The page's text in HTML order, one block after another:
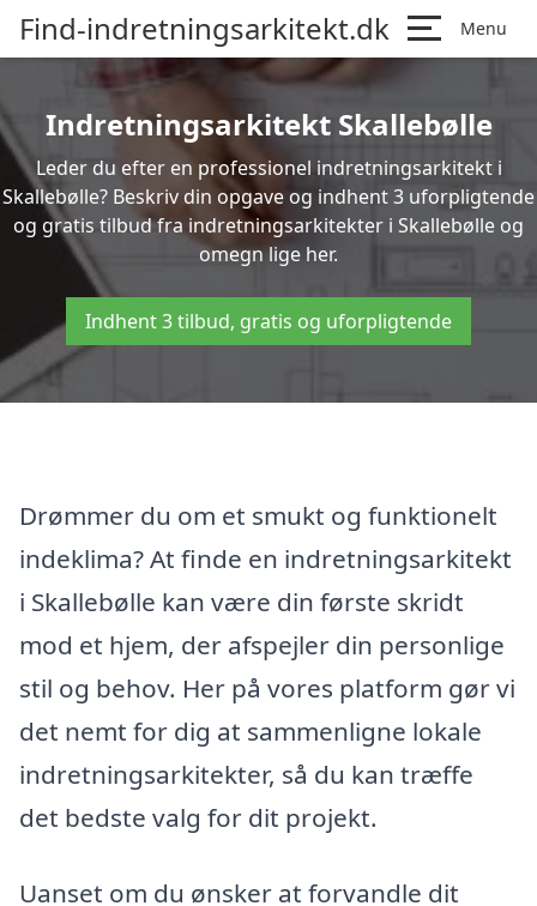
Find-indretningsarkitekt.dk Menu
Indretningsarkitekt Skallebølle
Leder du efter en professionel indretningsarkitekt i
Skallebølle? Beskriv din opgave og indhent 3 uforpligtende
og gratis tilbud fra indretningsarkitekter i Skallebølle og
omegn lige her.
Indhent 3 tilbud, gratis og uforpligtende
Drømmer du om et smukt og funktionelt
indeklima? At finde en indretningsarkitekt
i Skallebølle kan være din første skridt
mod et hjem, der afspejler din personlige
stil og behov. Her på vores platform gør vi
det nemt for dig at sammenligne lokale
indretningsarkitekter, så du kan træffe
det bedste valg for dit projekt.
Uanset om du ønsker at forvandle dit